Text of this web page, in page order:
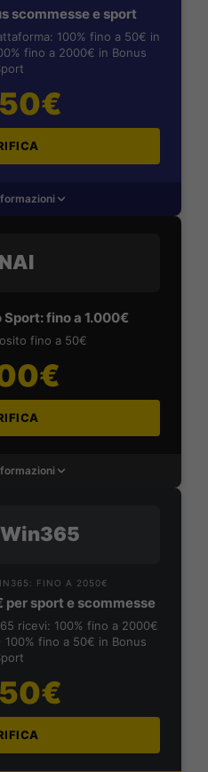
scommesse e sport
100% fino a 50€ in
fino a 2000€ in Bonus
fino a 1.000€
fino a 50€
FINO A 2050€
sport e scommesse
ricevi: 100% fino a 2000€
100% fino a 50€ in Bonus